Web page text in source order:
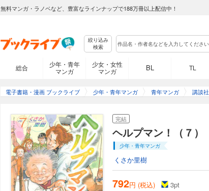
無料マンガ・ラノベなど、豊富なラインナップで188万冊以上配信中！
絞り込み
検索
総合
少年・青年
マンガ
少女・女性
マンガ
BL TL
電子書籍・漫画 ブックライブ 少年・青年マンガ 青年マンガ 講談社
完結
ヘルプマン！（７）
少年・青年マンガ
くさか里樹
792円 (税込) 3pt